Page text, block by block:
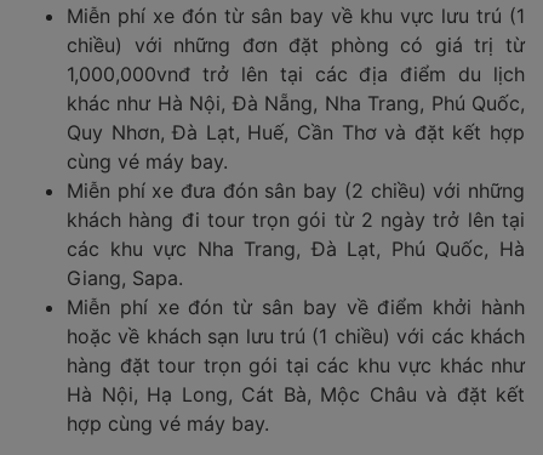
Miễn phí xe đón từ sân bay về khu vực lưu trú (1
chiều) với những đơn đặt phòng có giá trị từ
1,000,000vnđ trở lên tại các địa điểm du lịch
khác như Hà Nội, Đà Nẵng, Nha Trang, Phú Quốc,
Quy Nhơn, Đà Lạt, Huế, Cần Thơ và đặt kết hợp
cùng vé máy bay.
Miễn phí xe đưa đón sân bay (2 chiều) với những
khách hàng đi tour trọn gói từ 2 ngày trở lên tại
các khu vực Nha Trang, Đà Lạt, Phú Quốc, Hà
Giang, Sapa.
Miễn phí xe đón từ sân bay về điểm khởi hành
hoặc về khách sạn lưu trú (1 chiều) với các khách
hàng đặt tour trọn gói tại các khu vực khác như
Hà Nội, Hạ Long, Cát Bà, Mộc Châu và đặt kết
hợp cùng vé máy bay.